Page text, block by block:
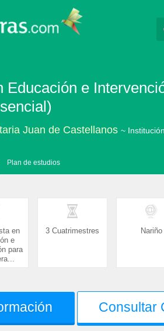
Educación e
Juan de Castellanos ~
Plan de estudios
en
e
para
3 Cuatrimestres Nariño
Consultar